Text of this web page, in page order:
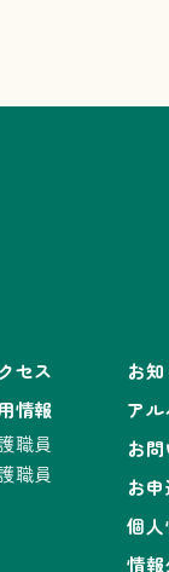
セス
情報
職員
職員
お
アル
お
お
個
情報